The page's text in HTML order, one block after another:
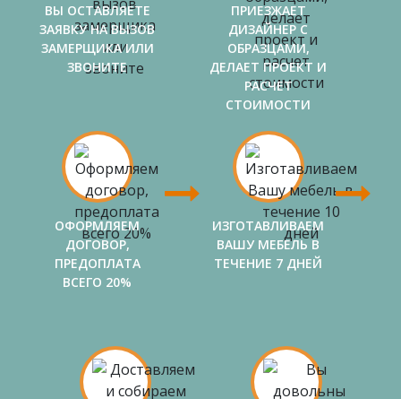
ВЫ ОСТАВЛЯЕТЕ
ЗАЯВКУ НА ВЫЗОВ
ЗАМЕРЩИКА ИЛИ
ЗВОНИТЕ
ПРИЕЗЖАЕТ
ДИЗАЙНЕР С
ОБРАЗЦАМИ,
ДЕЛАЕТ ПРОЕКТ И
РАСЧЕТ
СТОИМОСТИ
ОФОРМЛЯЕМ
ДОГОВОР,
ПРЕДОПЛАТА
ВСЕГО 20%
ИЗГОТАВЛИВАЕМ
ВАШУ МЕБЕЛЬ В
ТЕЧЕНИЕ 7 ДНЕЙ